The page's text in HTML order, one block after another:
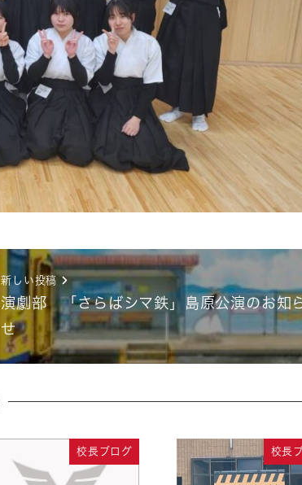
新しい投稿
演劇部 「さらばシマ鉄」島原公演のお知
せ
校長ブログ 校長